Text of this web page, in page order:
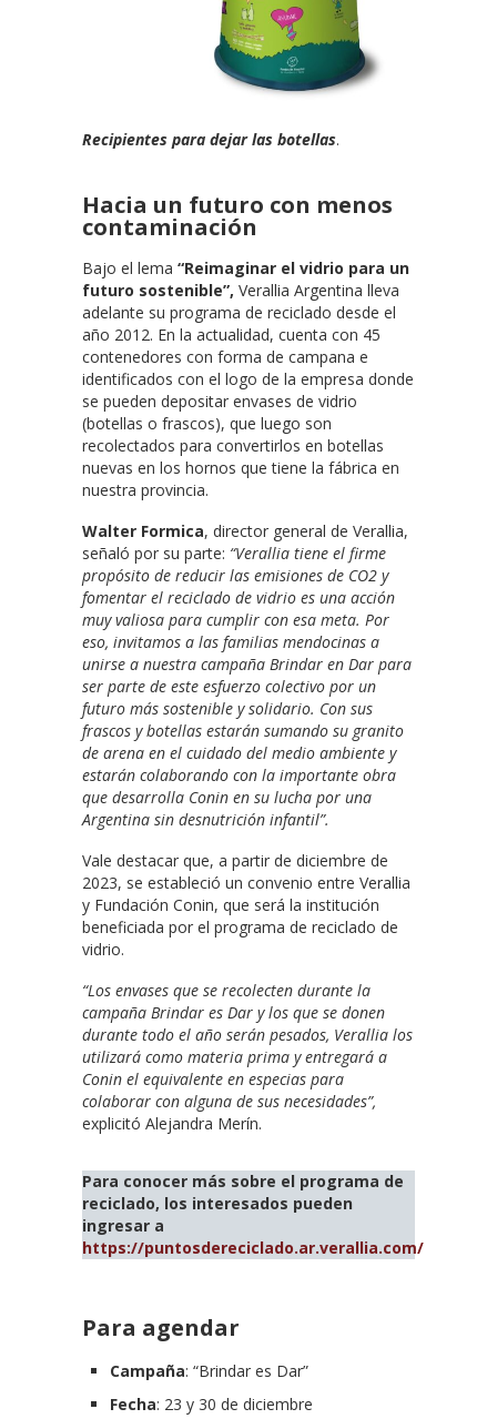
Recipientes para dejar las botellas.
Hacia un futuro con menos
contaminación
Bajo el lema “Reimaginar el vidrio para un
futuro sostenible”, Verallia Argentina lleva
adelante su programa de reciclado desde el
año 2012. En la actualidad, cuenta con 45
contenedores con forma de campana e
identificados con el logo de la empresa donde
se pueden depositar envases de vidrio
(botellas o frascos), que luego son
recolectados para convertirlos en botellas
nuevas en los hornos que tiene la fábrica en
nuestra provincia.
Walter Formica, director general de Verallia,
señaló por su parte: “Verallia tiene el firme
propósito de reducir las emisiones de CO2 y
fomentar el reciclado de vidrio es una acción
muy valiosa para cumplir con esa meta. Por
eso, invitamos a las familias mendocinas a
unirse a nuestra campaña Brindar en Dar para
ser parte de este esfuerzo colectivo por un
futuro más sostenible y solidario. Con sus
frascos y botellas estarán sumando su granito
de arena en el cuidado del medio ambiente y
estarán colaborando con la importante obra
que desarrolla Conin en su lucha por una
Argentina sin desnutrición infantil”.
Vale destacar que, a partir de diciembre de
2023, se estableció un convenio entre Verallia
y Fundación Conin, que será la institución
beneficiada por el programa de reciclado de
vidrio.
“Los envases que se recolecten durante la
campaña Brindar es Dar y los que se donen
durante todo el año serán pesados, Verallia los
utilizará como materia prima y entregará a
Conin el equivalente en especias para
colaborar con alguna de sus necesidades”,
explicitó Alejandra Merín.
Para conocer más sobre el programa de
reciclado, los interesados pueden
ingresar a
https://puntosdereciclado.ar.verallia.com/
Para agendar
Campaña: “Brindar es Dar”
Fecha: 23 y 30 de diciembre